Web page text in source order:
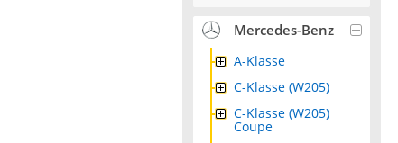
Mercedes-Benz
A-Klasse
C-Klasse (W205)
C-Klasse (W205)
Coupe